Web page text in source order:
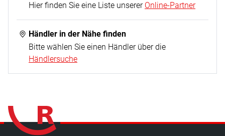
Hier finden Sie eine Liste unserer Online-Partner
Händler in der Nähe finden
Bitte wählen Sie einen Händler über die
Händlersuche